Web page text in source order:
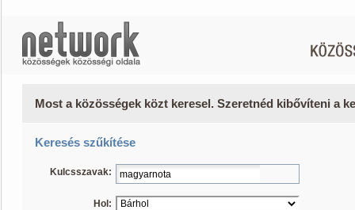
Most a közösségek közt keresel. Szeretnéd kibővíteni a
Keresés szűkítése
Kulcsszavak:
Hol: